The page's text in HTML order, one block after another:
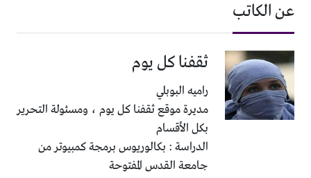
عن الكاتب
ثقفنا كل يوم
راميه البوبلي
مديرة موقع ثقفنا كل يوم ، ومسئولة التحرير
بكل الأقسام
الدراسة : بكالوريوس برمجة كمبيوتر من
جامعة القدس المفتوحة